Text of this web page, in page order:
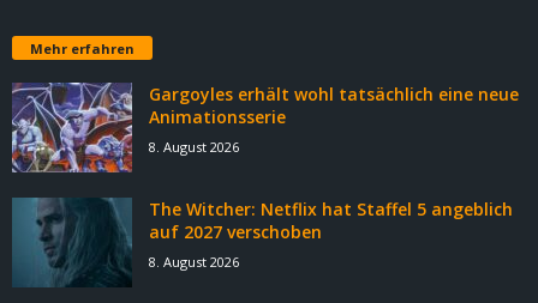
Mehr erfahren
Gargoyles erhält wohl tatsächlich eine neue
Animationsserie
8. August 2026
The Witcher: Netflix hat Staffel 5 angeblich
auf 2027 verschoben
8. August 2026